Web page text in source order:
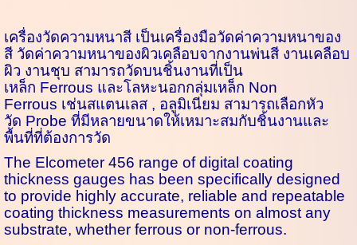
เครื่องวัดความหนาสี เป็นเครื่องมือวัดค่าความหนาของ
สี วัดค่าความหนาของผิวเคลือบจากงานพ่นสี งานเคลือบ
ผิว งานชุบ สามารถวัดบนชิ้นงานที่เป็น
เหล็ก Ferrous และโลหะนอกกลุ่มเหล็ก Non
Ferrous เช่นสแตนเลส , อลูมิเนียม สามารถเลือกหัว
วัด Probe ที่มีหลายขนาดให้เหมาะสมกับชิ้นงานและ
พื้นที่ที่ต้องการวัด
The Elcometer 456 range of digital coating
thickness gauges has been specifically designed
to provide highly accurate, reliable and repeatable
coating thickness measurements on almost any
substrate, whether ferrous or non-ferrous.